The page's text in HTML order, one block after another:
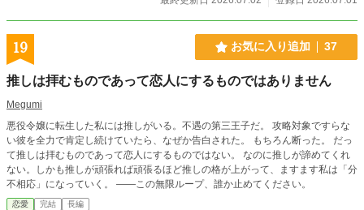
19 お気に入り追加 37
推しは拝むものであって恋人にするものではありません
Megumi
悪役令嬢に転生した私には推しがいる。不遇の第三王子だ。 攻略対象ですらな
い彼を全力で肯定し続けていたら、なぜか告白された。 もちろん断った。 だっ
て推しは拝むものであって恋人にするものではない。 なのに推しが諦めてくれ
ない。しかも推しが頑張れば頑張るほど推しの格が上がって、ますます私は「分
不相応」になっていく。 ——この無限ループ、誰か止めてください。
恋愛 完結 長編